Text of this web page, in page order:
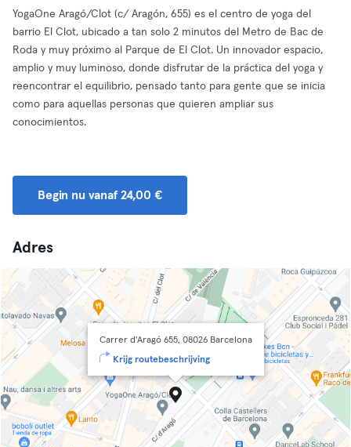
YogaOne Aragó/Clot (c/ Aragón, 655) es el centro de yoga del
barrio El Clot, ubicado a tan solo 2 minutos del Metro de Bac de
Roda y muy próximo al Parque de El Clot. Un innovador espacio,
amplio y muy luminoso, donde disfrutar de la práctica del yoga y
reencontrar el equilibrio, pensado tanto para gente que se inicia
como para aquellas personas que quieren ampliar sus
conocimientos.
Begin nu vanaf 24,00 €
Adres
Carrer d'Aragó 655, 08026 Barcelona
Krijg routebeschrijving